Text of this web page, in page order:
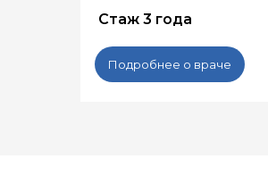
Стаж 3 года
Подробнее о враче